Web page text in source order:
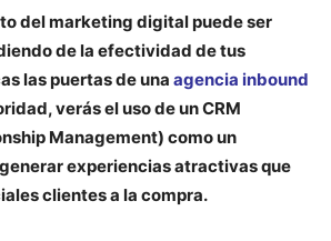
del marketing digital puede ser
de la efectividad de tus
las puertas de una agencia inbound
verás el uso de un CRM
Management) como un
experiencias atractivas que
clientes a la compra.